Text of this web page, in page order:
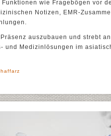
wie Fragebögen vor
Notizen, EMR-
auszubauen und strebt
und Medizinlösungen im